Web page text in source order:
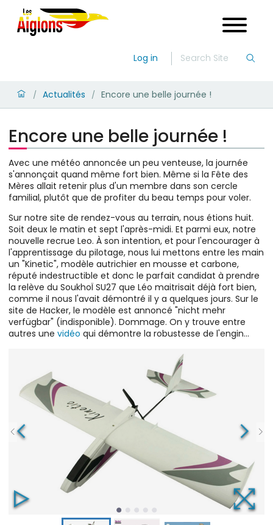
Log in
/ Actualités / Encore une belle journée !
Encore une belle journée !
Avec une météo annoncée un peu venteuse, la journée
s'annonçait quand même fort bien. Même si la Fête des
Mères allait retenir plus d'un membre dans son cercle
familial, plutôt que de profiter du beau temps pour voler.
Sur notre site de rendez-vous au terrain, nous étions huit.
Soit deux le matin et sept l'après-midi. Et parmi eux, notre
nouvelle recrue Leo. À son intention, et pour l'encourager à
l'apprentissage du pilotage, nous lui mettons entre les main
un "Kinetic", modèle autrichier en mousse et carbone,
réputé indestructible et donc le parfait candidat à prendre
la relève du SoukhoÏ SU27 que Léo maitrisait déjà fort bien,
comme il nous l'avait démontré il y a quelques jours. Sur le
site de Hacker, le modèle est annoncé "nicht mehr
verfügbar" (indisponible). Dommage. On y trouve entre
autres une vidéo qui démontre la robustesse de l'engin...